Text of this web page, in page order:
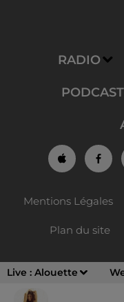
Live : Alouette
RADIO
Mentions Légales
Plan du site